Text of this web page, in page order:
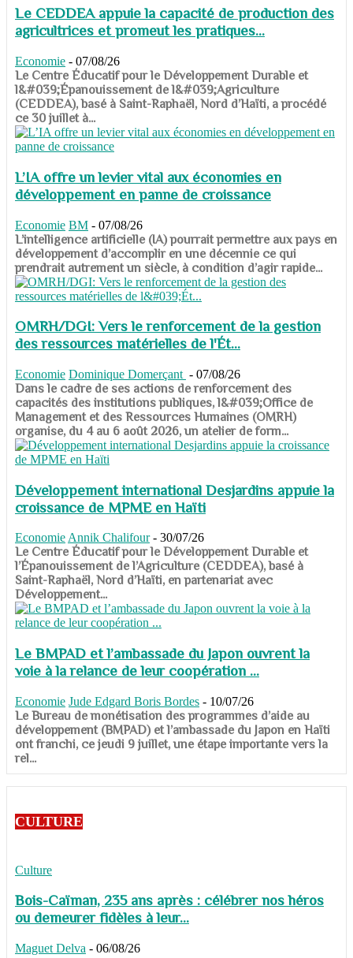
Le CEDDEA appuie la capacité de production des
agricultrices et promeut les pratiques...
Economie - 07/08/26
​​​​​​​Le Centre Éducatif pour le Développement Durable et
l&#039;Épanouissement de l&#039;Agriculture
(CEDDEA), basé à Saint-Raphaël, Nord d’Haïti, a procédé
ce 30 juillet à...
L’IA offre un levier vital aux économies en
développement en panne de croissance
Economie BM - 07/08/26
​​​​​​​L’intelligence artificielle (IA) pourrait permettre aux pays en
développement d’accomplir en une décennie ce qui
prendrait autrement un siècle, à condition d’agir rapide...
OMRH/DGI: Vers le renforcement de la gestion
des ressources matérielles de l'Ét...
Economie Dominique Domerçant - 07/08/26
Dans le cadre de ses actions de renforcement des
capacités des institutions publiques, l&#039;Office de
Management et des Ressources Humaines (OMRH)
organise, du 4 au 6 août 2026, un atelier de form...
Développement international Desjardins appuie la
croissance de MPME en Haïti
Economie Annik Chalifour - 30/07/26
​​​​​​​Le Centre Éducatif pour le Développement Durable et
l’Épanouissement de l’Agriculture (CEDDEA), basé à
Saint-Raphaël, Nord d’Haïti, en partenariat avec
Développement...
Le BMPAD et l’ambassade du Japon ouvrent la
voie à la relance de leur coopération ...
Economie Jude Edgard Boris Bordes - 10/07/26
​​​​​​​Le Bureau de monétisation des programmes d’aide au
développement (BMPAD) et l’ambassade du Japon en Haïti
ont franchi, ce jeudi 9 juillet, une étape importante vers la
rel...
CULTURE
Culture
Bois-Caïman, 235 ans après : célébrer nos héros
ou demeurer fidèles à leur...
Maguet Delva - 06/08/26